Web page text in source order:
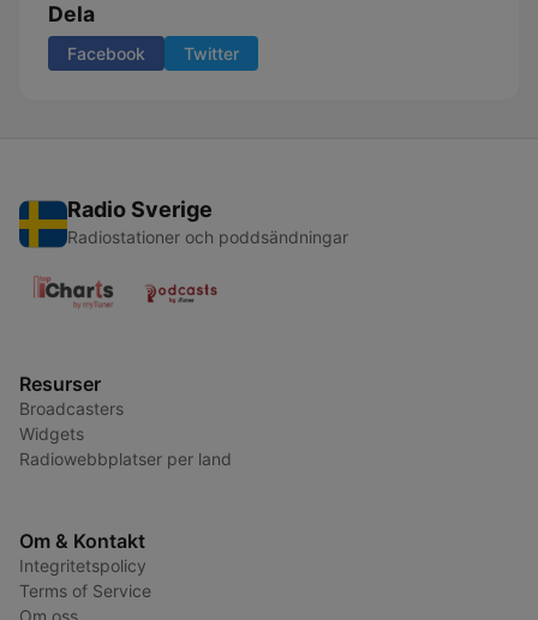
Dela
Facebook Twitter
Radio Sverige
Radiostationer och poddsändningar
Resurser
Broadcasters
Widgets
Radiowebbplatser per land
Om & Kontakt
Integritetspolicy
Terms of Service
Om oss